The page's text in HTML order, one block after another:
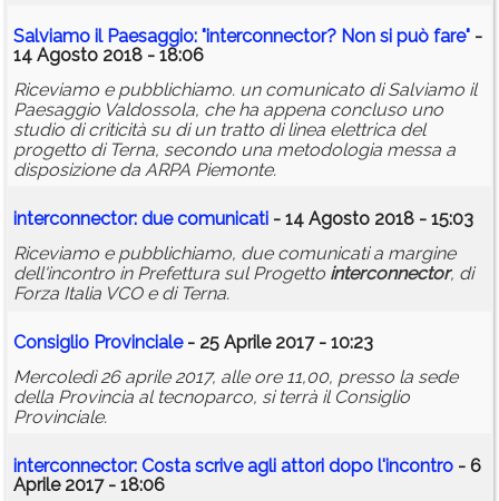
Salviamo il Paesaggio: "interconnector? Non si può fare" -
14 Agosto 2018 - 18:06
Riceviamo e pubblichiamo. un comunicato di Salviamo il
Paesaggio Valdossola, che ha appena concluso uno
studio di criticità su di un tratto di linea elettrica del
progetto di Terna, secondo una metodologia messa a
disposizione da ARPA Piemonte.
interconnector: due comunicati - 14 Agosto 2018 - 15:03
Riceviamo e pubblichiamo, due comunicati a margine
dell'incontro in Prefettura sul Progetto interconnector, di
Forza Italia VCO e di Terna.
Consiglio Provinciale- 25 Aprile 2017 - 10:23
Mercoledì 26 aprile 2017, alle ore 11,00, presso la sede
della Provincia al tecnoparco, si terrà il Consiglio
Provinciale.
interconnector: Costa scrive agli attori dopo l'incontro - 6
Aprile 2017 - 18:06